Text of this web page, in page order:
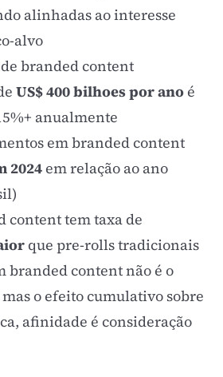
alinhadas ao interesse
alvo
branded content
US$ 400 bilhoes por anoé
anualmente
em branded content
2024em relação ao ano
content tem taxa de
que pre-rolls tradicionais
branded content não é o
o efeito cumulativo sobre
afinidade é consideração